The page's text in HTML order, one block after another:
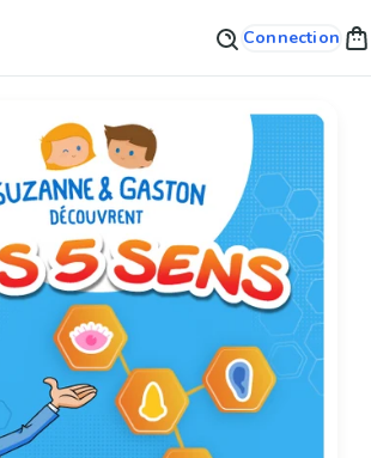
Connection